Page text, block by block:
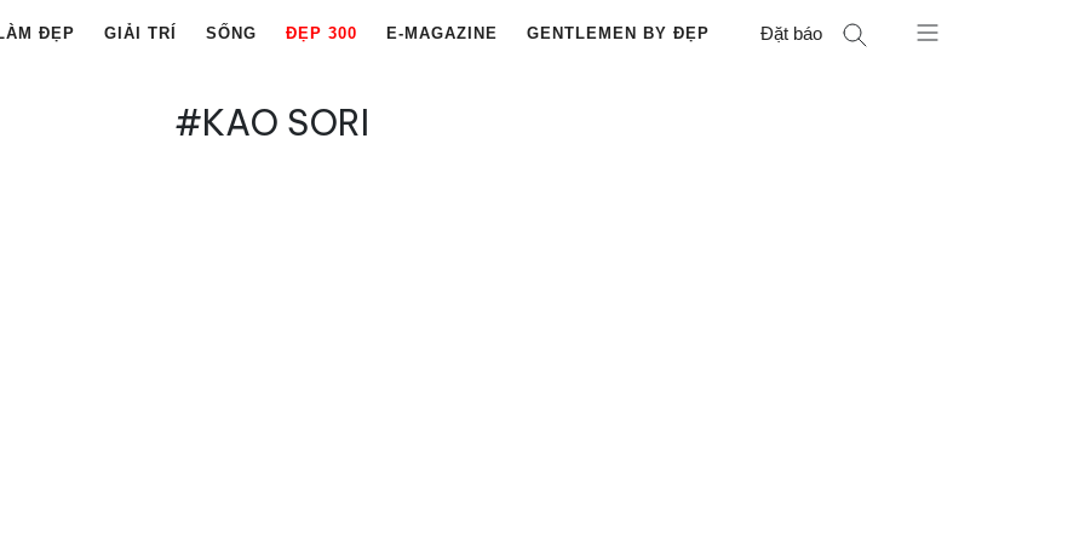
ĐẸP GIẢI TRÍ SỐNG ĐẸP 300 E-MAGAZINE GENTLEMEN BY ĐẸP Đặt báo
#KAO SORI